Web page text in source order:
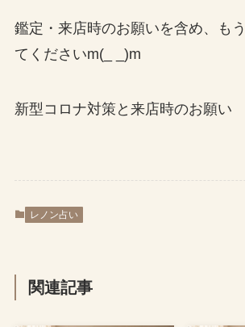
鑑定・来店時のお願いを含め、も
てくださいm(_ _)m
新型コロナ対策と来店時のお願い
レノン占い
関連記事